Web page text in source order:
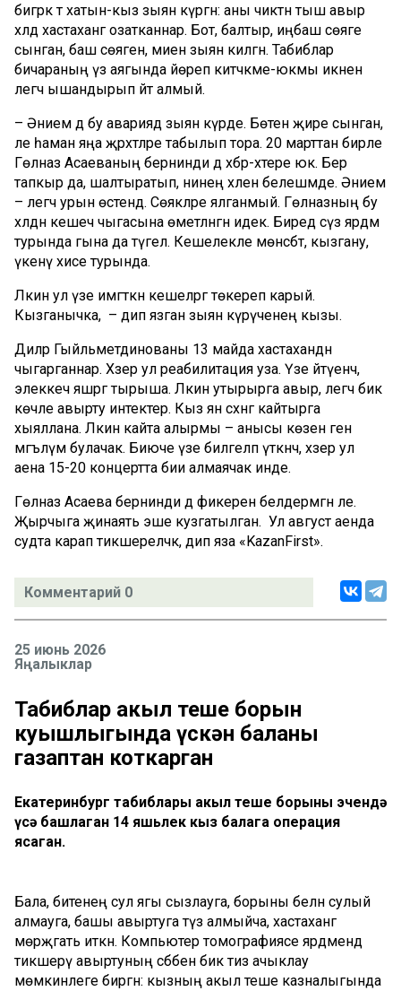
бигрәк тә хатын-кыз зыян күргән: аны чиктән тыш авыр
хәлдә хастаханәгә озатканнар. Бот, балтыр, иңбаш сөяге
сынган, баш сөягенә, миенә зыян килгән. Табиблар
бичараның үз аягында йөреп китәчәкме-юкмы икәнен
әлегәчә ышандырып әйтә алмый.
– Әнием дә бу авариядә зыян күрде. Бөтен җире сынган,
әле һаман яңа җәрәхәтләре табылып тора. 20 марттан бирле
Гөлназ Асаеваның бернинди дә хәбәр-хәтере юк. Бер
тапкыр да, шалтыратып, әнинең хәлен белешмәде. Әнием
– әлегәчә урын өстендә. Сөякләре ялганмый. Гөлназның бу
хәлдән кешечә чыгасына өметләнгән идек. Биредә сүз ярдәм
турында гына да түгел. Кешелекле мөнәсәбәт, кызгану,
үкенү хисе турында.
Ләкин ул үзе имгәткән кешеләргә төкереп карый.
Кызганычка, – дип язган зыян күрүченең кызы.
Диләрә Гыйльметдинованы 13 майда хастаханәдән
чыгарганнар. Хәзер ул реабилитация уза. Үзе әйтүенчә,
элеккечә яшәргә тырыша. Ләкин утырырга авыр, әлегәчә бик
көчле авырту интектерә. Кыз янә сәхнәгә кайтырга
хыяллана. Ләкин кайта алырмы – анысы көзен генә
мәгълүм булачак. Биюче үзе билгеләп үткәнчә, хәзер ул
аена 15-20 концертта бии алмаячак инде.
Гөлназ Асаева бернинди дә фикерен белдермәгән әле.
Җырчыга җинаять эше кузгатылган. Ул август аенда
судта карап тикшереләчәк, дип яза «KazanFirst».
Комментарий 0
25 июнь 2026
Яңалыклар
Табиблар акыл теше борын
куышлыгында үскән баланы
газаптан коткарган
Екатеринбург табиблары акыл теше борыны эчендә
үсә башлаган 14 яшьлек кыз балага операция
ясаган.
Бала, битенең сул ягы сызлауга, борыны белән сулый
алмауга, башы авыртуга түзә алмыйча, хастаханәгә
мөрәҗәгать иткән. Компьютер томографиясе ярдәмендә
тикшерү авыртуның сәбәбен бик тиз ачыклау
мөмкинлеге биргән: кызның акыл теше казналыгында